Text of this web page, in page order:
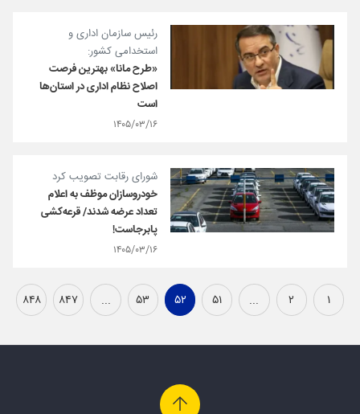
رئیس سازمان اداری و
استخدامی کشور:
«طرح مانا» بهترین فرصت
اصلاح نظام اداری در استان‌ها
است
۱۴۰۵/۰۳/۱۶
شورای رقابت تصویب کرد
خودروسازان موظف به اعلام
تعداد عرضه شدند/ قرعه‌کشی
پابرجاست!
۱۴۰۵/۰۳/۱۶
۱ ۲ ... ۵۱ ۵۲ ۵۳ ... ۸۴۷ ۸۴۸